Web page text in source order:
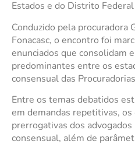
Estados e do Distrito
Conduzido pela procuradora
Fonacasc, o encontro foi
enunciados que consolidam
predominantes entre os
consensual das
Entre os temas debatidos
em demandas repetitivas,
prerrogativas dos
consensual, além de